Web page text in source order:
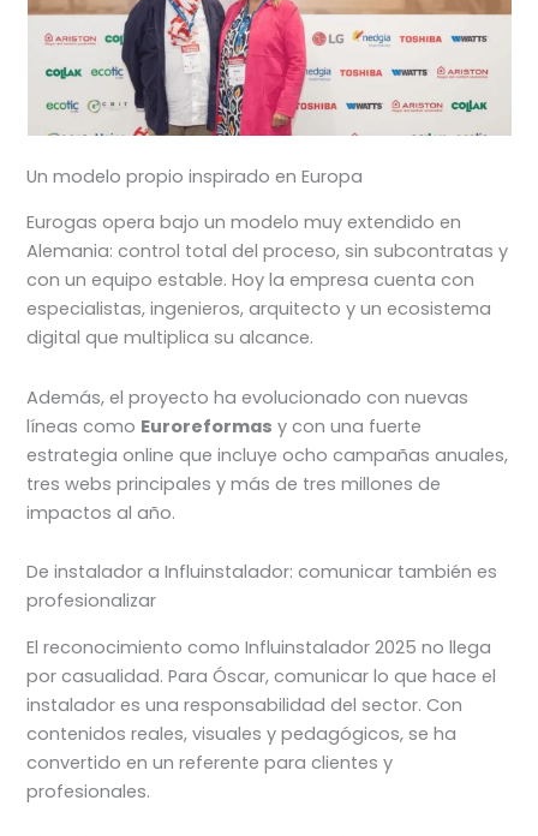
Un modelo propio inspirado en Europa
Eurogas opera bajo un modelo muy extendido en
Alemania: control total del proceso, sin subcontratas y
con un equipo estable. Hoy la empresa cuenta con
especialistas, ingenieros, arquitecto y un ecosistema
digital que multiplica su alcance.
Además, el proyecto ha evolucionado con nuevas
líneas como Euroreformas y con una fuerte
estrategia online que incluye ocho campañas anuales,
tres webs principales y más de tres millones de
impactos al año.
De instalador a Influinstalador: comunicar también es
profesionalizar
El reconocimiento como Influinstalador 2025 no llega
por casualidad. Para Óscar, comunicar lo que hace el
instalador es una responsabilidad del sector. Con
contenidos reales, visuales y pedagógicos, se ha
convertido en un referente para clientes y
profesionales.